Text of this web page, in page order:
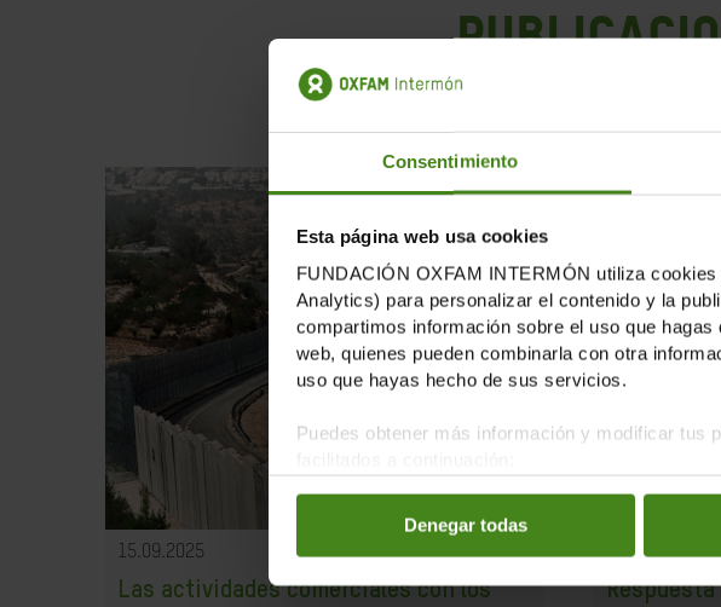
Consentimiento
Esta página web usa cookies
FUNDACIÓN OXFAM INTERMÓN utiliza
Analytics) para personalizar el contenido y la
compartimos información sobre el uso que
web, quienes pueden combinarla con otra
uso que hayas hecho de sus servicios.
Puedes obtener más información y modificar tus
Denegar todas
15.09.2025
Las actividades comerciales con los
31.07.2025